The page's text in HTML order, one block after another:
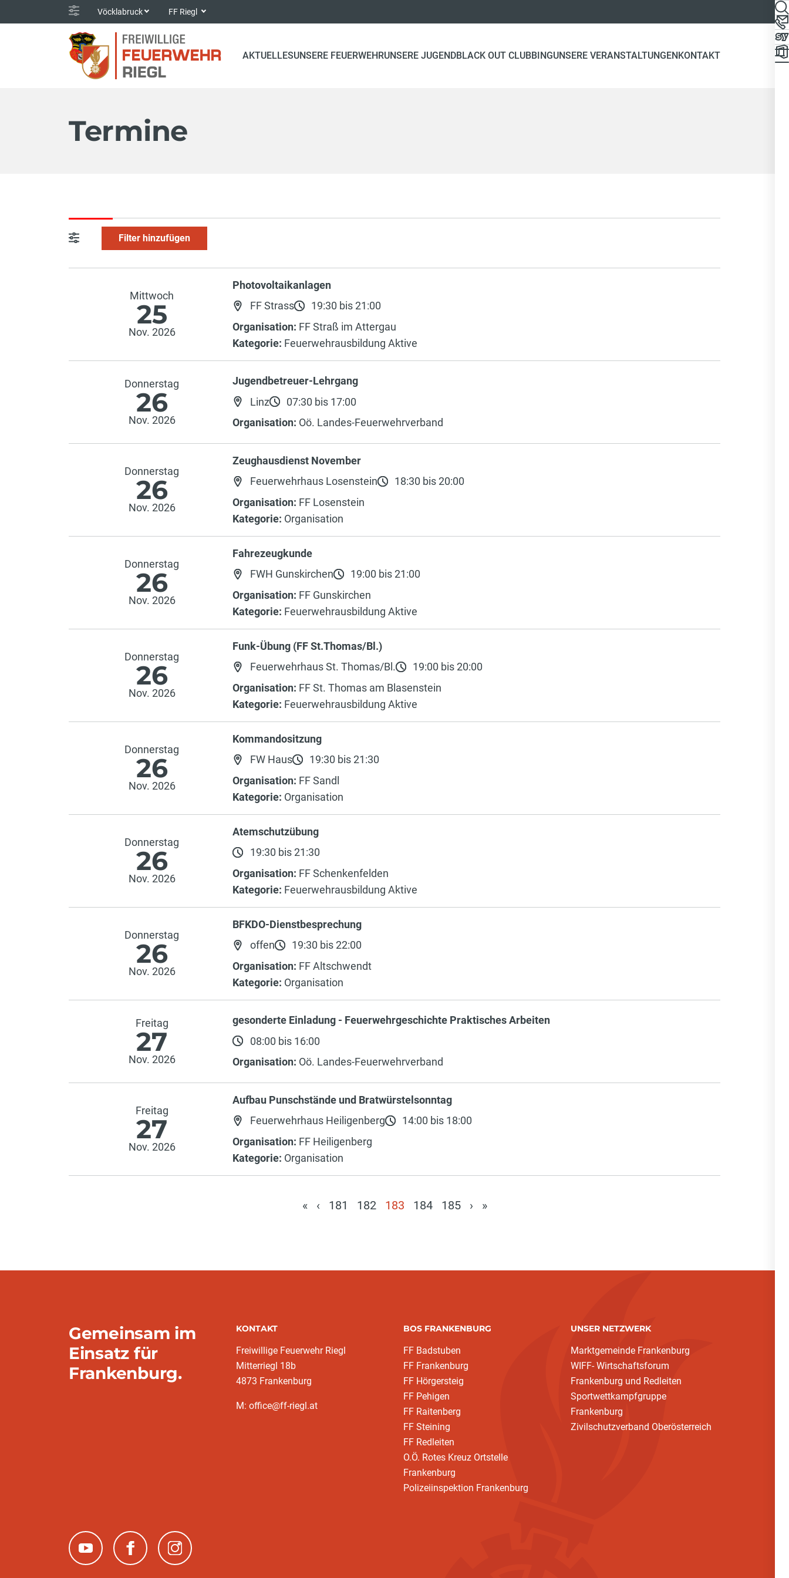
Vöcklabruck FF Riegl
AKTUELLESUNSERE FEUERWEHRUNSERE JUGENDBLACK OUT CLUBBINGUNSERE VERANSTALTUNGENKONTAKT
Termine
Filter hinzufügen
Mittwoch
25
Nov. 2026
Photovoltaikanlagen
FF Strass
19:30 bis 21:00
Organisation: FF Straß im Attergau
Kategorie: Feuerwehrausbildung Aktive
Donnerstag
26
Nov. 2026
Jugendbetreuer-Lehrgang
Linz
07:30 bis 17:00
Organisation: Oö. Landes-Feuerwehrverband
Donnerstag
26
Nov. 2026
Zeughausdienst November
Feuerwehrhaus Losenstein
18:30 bis 20:00
Organisation: FF Losenstein
Kategorie: Organisation
Donnerstag
26
Nov. 2026
Fahrezeugkunde
FWH Gunskirchen
19:00 bis 21:00
Organisation: FF Gunskirchen
Kategorie: Feuerwehrausbildung Aktive
Donnerstag
26
Nov. 2026
Funk-Übung (FF St.Thomas/Bl.)
Feuerwehrhaus St. Thomas/Bl.
19:00 bis 20:00
Organisation: FF St. Thomas am Blasenstein
Kategorie: Feuerwehrausbildung Aktive
Donnerstag
26
Nov. 2026
Kommandositzung
FW Haus
19:30 bis 21:30
Organisation: FF Sandl
Kategorie: Organisation
Donnerstag
26
Nov. 2026
Atemschutzübung
19:30 bis 21:30
Organisation: FF Schenkenfelden
Kategorie: Feuerwehrausbildung Aktive
Donnerstag
26
Nov. 2026
BFKDO-Dienstbesprechung
offen
19:30 bis 22:00
Organisation: FF Altschwendt
Kategorie: Organisation
Freitag
27
Nov. 2026
gesonderte Einladung - Feuerwehrgeschichte Praktisches Arbeiten
08:00 bis 16:00
Organisation: Oö. Landes-Feuerwehrverband
Freitag
27
Nov. 2026
Aufbau Punschstände und Bratwürstelsonntag
Feuerwehrhaus Heiligenberg
14:00 bis 18:00
Organisation: FF Heiligenberg
Kategorie: Organisation
« ‹ 181 182 183 184 185 › »
Gemeinsam im
Einsatz für
Frankenburg.
KONTAKT
Freiwillige Feuerwehr Riegl
Mitterriegl 18b
4873 Frankenburg
M: office@ff-riegl.at
BOS FRANKENBURG
FF Badstuben
FF Frankenburg
FF Hörgersteig
FF Pehigen
FF Raitenberg
FF Steining
FF Redleiten
O.Ö. Rotes Kreuz Ortstelle
Frankenburg
Polizeiinspektion Frankenburg
UNSER NETZWERK
Marktgemeinde Frankenburg
WIFF- Wirtschaftsforum
Frankenburg und Redleiten
Sportwettkampfgruppe
Frankenburg
Zivilschutzverband Oberösterreich
(neues Fenster)(neues Fenster)(neues Fenster)